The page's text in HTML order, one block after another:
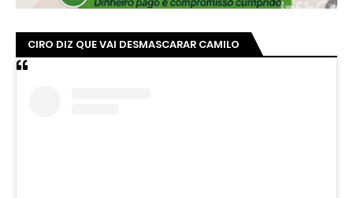
CIRO DIZ QUE VAI DESMASCARAR CAMILO